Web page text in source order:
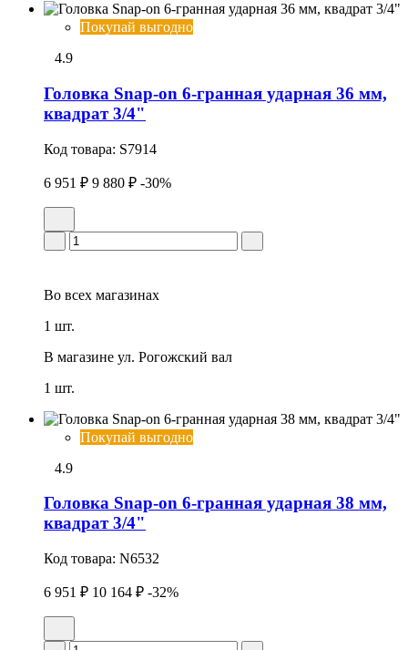
Покупай выгодно
4.9
Головка Snap-on 6-гранная ударная 36 мм,
квадрат 3/4"
Код товара: S7914
6 951 ₽ 9 880 ₽ -30%
Во всех магазинах
1 шт.
В магазине ул. Рогожский вал
1 шт.
Покупай выгодно
4.9
Головка Snap-on 6-гранная ударная 38 мм,
квадрат 3/4"
Код товара: N6532
6 951 ₽ 10 164 ₽ -32%